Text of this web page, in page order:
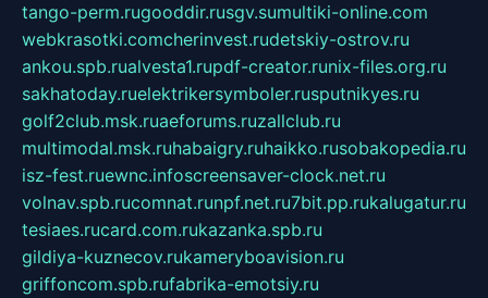
tango-perm.rugooddir.rusgv.sumultiki-online.com
webkrasotki.comcherinvest.rudetskiy-ostrov.ru
ankou.spb.rualvesta1.rupdf-creator.runix-files.org.ru
sakhatoday.ruelektrikersymboler.rusputnikyes.ru
golf2club.msk.ruaeforums.ruzallclub.ru
multimodal.msk.ruhabaigry.ruhaikko.rusobakopedia.ru
isz-fest.ruewnc.infoscreensaver-clock.net.ru
volnav.spb.rucomnat.runpf.net.ru7bit.pp.rukalugatur.ru
tesiaes.rucard.com.rukazanka.spb.ru
gildiya-kuznecov.rukameryboavision.ru
griffoncom.spb.rufabrika-emotsiy.ru